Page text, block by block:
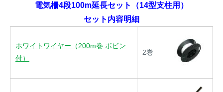
電気柵4段100m延長セット（14型支柱用）
セット内容明細
ホワイトワイヤー（200m巻 ボビン
付）
2巻